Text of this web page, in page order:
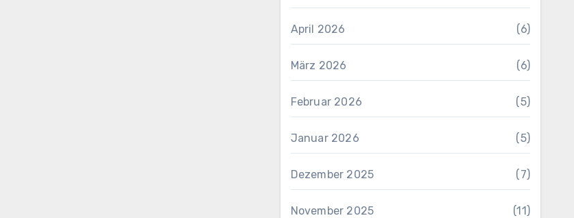
April 2026 (6)
März 2026 (6)
Februar 2026 (5)
Januar 2026 (5)
Dezember 2025 (7)
November 2025 (11)